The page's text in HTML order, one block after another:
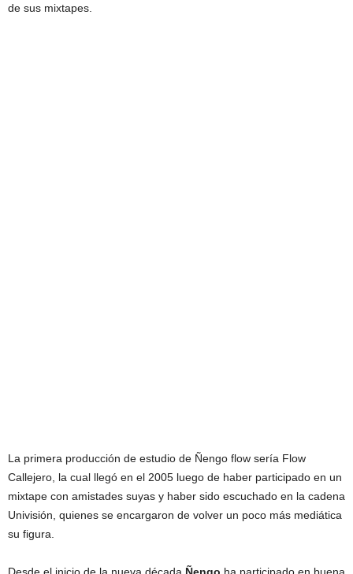
de sus mixtapes.
La primera producción de estudio de Ñengo flow sería Flow
Callejero, la cual llegó en el 2005 luego de haber participado en un
mixtape con amistades suyas y haber sido escuchado en la cadena
Univisión, quienes se encargaron de volver un poco más mediática
su figura.
Desde el inicio de la nueva década Ñengo ha participado en buena